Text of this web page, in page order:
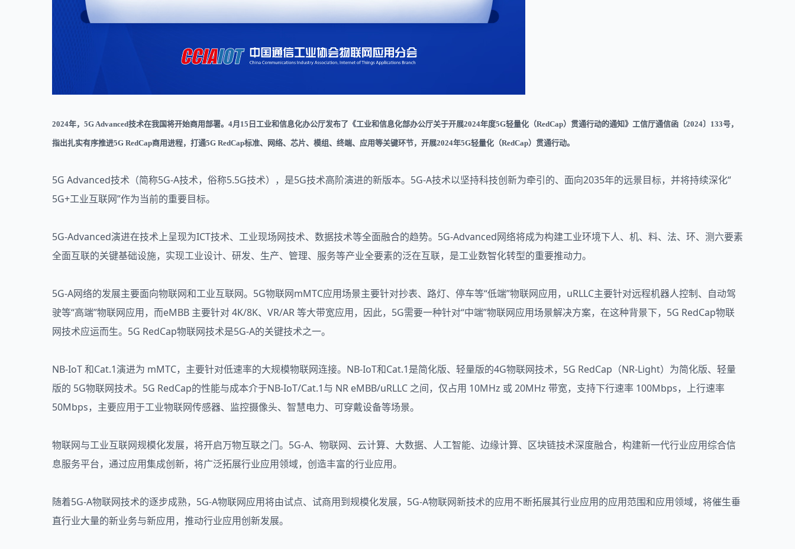
2024年，5G Advanced技术在我国将开始商用部署。4月15日工业和信息化办公厅发布了《工业和信息化部办公厅关于开展2024年度5G轻量化（RedCap）贯通行动的通知》工信厅通信函〔2024〕133号，
指出扎实有序推进5G RedCap商用进程，打通5G RedCap标准、网络、芯片、模组、终端、应用等关键环节，开展2024年5G轻量化（RedCap）贯通行动。
5G Advanced技术（简称5G-A技术，俗称5.5G技术），是5G技术高阶演进的新版本。5G-A技术以坚持科技创新为牵引的、面向2035年的远景目标，并将持续深化“
5G+工业互联网”作为当前的重要目标。
5G-Advanced演进在技术上呈现为ICT技术、工业现场网技术、数据技术等全面融合的趋势。5G-Advanced网络将成为构建工业环境下人、机、料、法、环、测六要素
全面互联的关键基础设施，实现工业设计、研发、生产、管理、服务等产业全要素的泛在互联，是工业数智化转型的重要推动力。
5G-A网络的发展主要面向物联网和工业互联网。5G物联网mMTC应用场景主要针对抄表、路灯、停车等“低端”物联网应用，uRLLC主要针对远程机器人控制、自动驾
驶等“高端”物联网应用，而eMBB 主要针对 4K/8K、VR/AR 等大带宽应用，因此，5G需要一种针对“中端”物联网应用场景解决方案，在这种背景下，5G RedCap物联
网技术应运而生。5G RedCap物联网技术是5G-A的关键技术之一。
NB-IoT 和Cat.1演进为 mMTC，主要针对低速率的大规模物联网连接。NB-IoT和Cat.1是简化版、轻量版的4G物联网技术，5G RedCap（NR-Light）为简化版、轻量
版的 5G物联网技术。5G RedCap的性能与成本介于NB-IoT/Cat.1与 NR eMBB/uRLLC 之间，仅占用 10MHz 或 20MHz 带宽，支持下行速率 100Mbps，上行速率
50Mbps，主要应用于工业物联网传感器、监控摄像头、智慧电力、可穿戴设备等场景。
物联网与工业互联网规模化发展，将开启万物互联之门。5G-A、物联网、云计算、大数据、人工智能、边缘计算、区块链技术深度融合，构建新一代行业应用综合信
息服务平台，通过应用集成创新，将广泛拓展行业应用领域，创造丰富的行业应用。
随着5G-A物联网技术的逐步成熟，5G-A物联网应用将由试点、试商用到规模化发展，5G-A物联网新技术的应用不断拓展其行业应用的应用范围和应用领域，将催生垂
直行业大量的新业务与新应用，推动行业应用创新发展。